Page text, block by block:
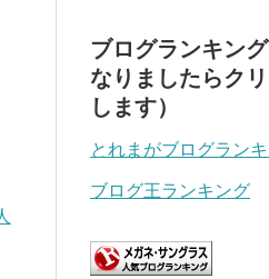
ブログランキン
なりましたらク
します）
とれまがブログラン
ブログ王ランキング